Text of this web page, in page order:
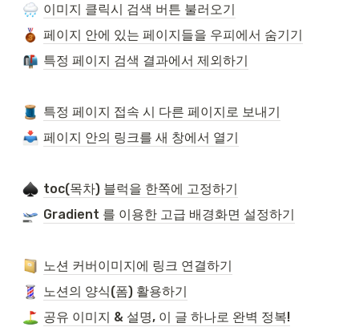
이미지 클릭시 검색 버튼 불러오기
페이지 안에 있는 페이지들을 우피에서 숨기기
특정 페이지 검색 결과에서 제외하기
특정 페이지 접속 시 다른 페이지로 보내기
페이지 안의 링크를 새 창에서 열기
toc(목차) 블럭을 한쪽에 고정하기
Gradient 를 이용한 고급 배경화면 설정하기
노션 커버이미지에 링크 연결하기
노션의 양식(폼) 활용하기
공유 이미지 & 설명, 이 글 하나로 완벽 정복!